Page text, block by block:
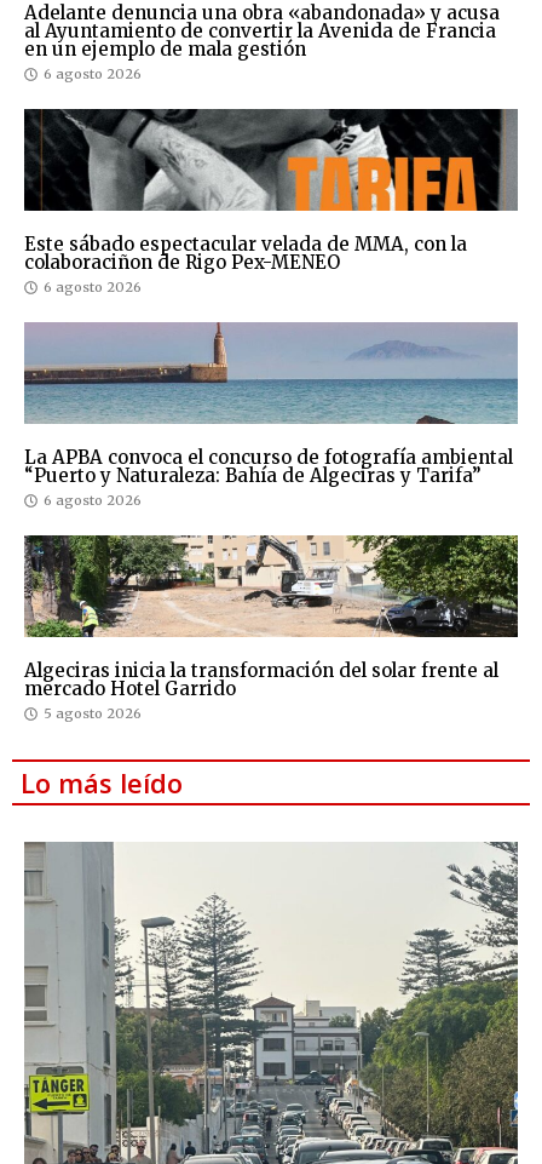
Adelante denuncia una obra «abandonada» y acusa
al Ayuntamiento de convertir la Avenida de Francia
en un ejemplo de mala gestión
6 agosto 2026
Este sábado espectacular velada de MMA, con la
colaboraciñon de Rigo Pex-MENEO
6 agosto 2026
La APBA convoca el concurso de fotografía ambiental
“Puerto y Naturaleza: Bahía de Algeciras y Tarifa”
6 agosto 2026
Algeciras inicia la transformación del solar frente al
mercado Hotel Garrido
5 agosto 2026
Lo más leído